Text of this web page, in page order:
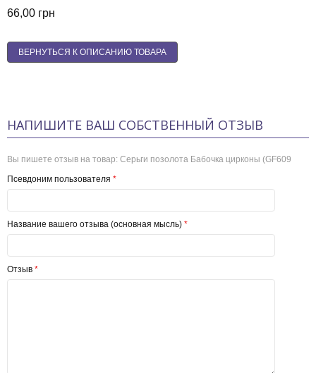
66,00 грн
ВЕРНУТЬСЯ К ОПИСАНИЮ ТОВАРА
НАПИШИТЕ ВАШ СОБСТВЕННЫЙ ОТЗЫВ
Вы пишете отзыв на товар: Серьги позолота Бабочка цирконы (GF609
*
Псевдоним пользователя
*
Название вашего отзыва (основная мысль)
*
Отзыв